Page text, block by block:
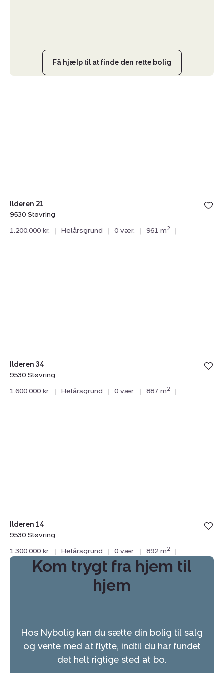
Få hjælp til at finde den rette bolig
Ilderen 21
9530 Støvring
1.200.000 kr.
| Helårsgrund | 0 vær. | 961 m2 |
Ilderen 34
9530 Støvring
1.600.000 kr.
| Helårsgrund | 0 vær. | 887 m2 |
Ilderen 14
9530 Støvring
1.300.000 kr.
| Helårsgrund | 0 vær. | 892 m2 |
Kom trygt fra hjem til
hjem
Hos Nybolig kan du sætte din bolig til salg
og vente med at flytte, indtil du har fundet
det helt rigtige sted at bo.